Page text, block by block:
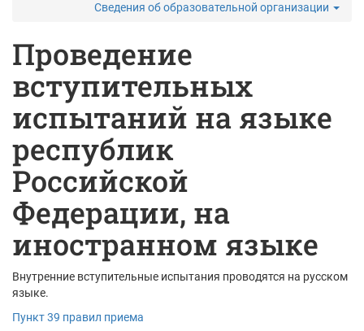
Сведения об образовательной организации
Проведение
вступительных
испытаний на языке
республик
Российской
Федерации, на
иностранном языке
Внутренние вступительные испытания проводятся на русском
языке.
Пункт 39 правил приема